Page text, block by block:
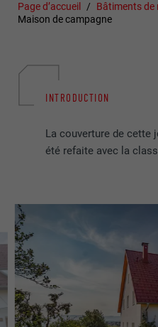
Page d’accueil
Bâtiments de
Maison de campagne
INTRODUCTION
La couverture de cette
été refaite avec la